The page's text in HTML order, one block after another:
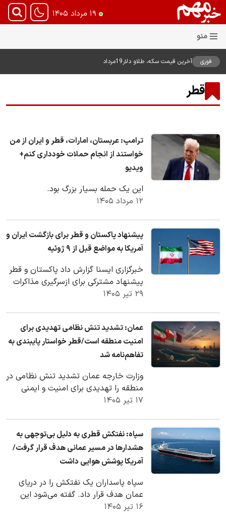
۱۹ مرداد ۱۴۰۵
فوری
آخرین قیمت سکه، طلاو دلار19مرداد
قطر
ترامپ: عربستان، امارات، قطر و ایران از من
خواستند از انجام حملات خودداری کنم+
ویدیو
این یک حمله بسیار بزرگ بود.
۱۲ مرداد ۱۴۰۵
پیشنهاد پاکستان و قطر برای بازگشت ایران و
آمریکا به مواضع قبل از ۹ ژوئیه
خبرگزاری ایسنا گزارش داد پاکستان و قطر
پیشنهاد مشترکی برای ازسرگیری مذاکرات
ایران و آمریکا ارائه کرده‌اند. بر اساس
۲۹ تیر ۱۴۰۵
عمان: تشدید تنش نظامی تهدیدی برای
امنیت منطقه است/قطر خواستار پایبندی به
تفاهم‌نامه شد
وزارت خارجه عمان تشدید تنش نظامی در
منطقه را تهدیدی برای امنیت و ایمنی
دریایی دانست. قطر نیز بر لزوم جلوگیری از
۱۷ تیر ۱۴۰۵
سپاه: نفتکش قطری به دلیل بی‌توجهی به
هشدارها در مسیر عمانی هدف قرار گرفت/
آمریکا پوشش هوایی داشت
سپاه پاسداران یک نفتکش را در دریای
عمان هدف قرار داد. گفته می‌شود این
کشتی متعلق به قطر در مسیر عمانی تحت
۱۶ تیر ۱۴۰۵